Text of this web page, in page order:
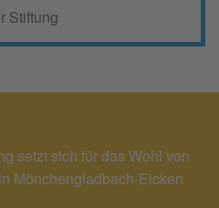
Stiftung
setzt sich für das Wohl von
Mönchengladbach-Eicken